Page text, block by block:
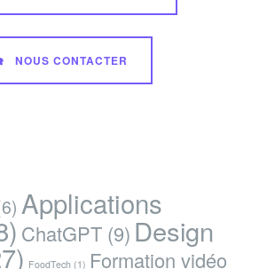
NOUS CONTACTER
Applications
ChatGPT (9) Design
FoodTech (1) Formation vidéo